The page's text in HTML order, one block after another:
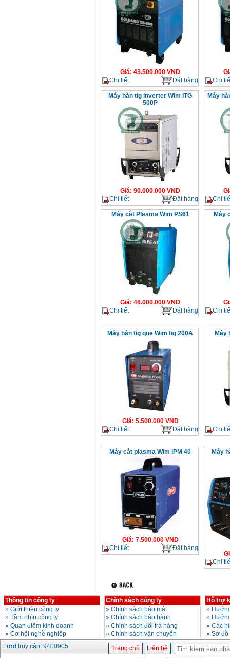
Giá: 43.500.000 VND
Chi tiết
Đặt hàng
Chi
Máy hàn tig inverter Wim ITG
500P
Giá: 90.000.000 VND
Chi tiết
Đặt hàng
Máy
Chi
Máy cắt Plasma Wim PS61
Giá: 46.000.000 VND
Chi tiết
Đặt hàng
Máy
Chi
Máy hàn tig que Wim tig 200A
Giá: 5.500.000VND
Chi tiết
Đặt hàng
Máy
Chi
Máy cắt plasma Wim IPM 40
Giá: 7.500.000VND
Chi tiết
Đặt hàng
Máy
Chi
Thông tin công ty
» Giới thiệu công ty
» Tầm nhìn công ty
» Quan điểm kinh doanh
» Cơ hội nghề nghiệp
Chính sách công ty
» Chính sách bảo mật
» Chính sách bảo hành
» Chinh sách đổi trả hàng
» Chính sách vận chuyển
Hỗ trợ
»
»
» Các
» Sơ
Lượt truy cập: 9400905
Trang chủ Liên hệ